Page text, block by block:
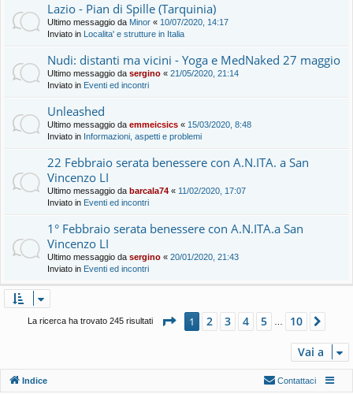
Lazio - Pian di Spille (Tarquinia)
Ultimo messaggio da Minor « 10/07/2020, 14:17
Inviato in Localita' e strutture in Italia
Nudi: distanti ma vicini - Yoga e MedNaked 27 maggio
Ultimo messaggio da sergino « 21/05/2020, 21:14
Inviato in Eventi ed incontri
Unleashed
Ultimo messaggio da emmeicsics « 15/03/2020, 8:48
Inviato in Informazioni, aspetti e problemi
22 Febbraio serata benessere con A.N.ITA. a San
Vincenzo LI
Ultimo messaggio da barcala74 « 11/02/2020, 17:07
Inviato in Eventi ed incontri
1° Febbraio serata benessere con A.N.ITA.a San
Vincenzo LI
Ultimo messaggio da sergino « 20/01/2020, 21:43
Inviato in Eventi ed incontri
La ricerca ha trovato 245 risultati Pagina di 10
1 2 3 4 5 10
Vai a
Indice Contattaci